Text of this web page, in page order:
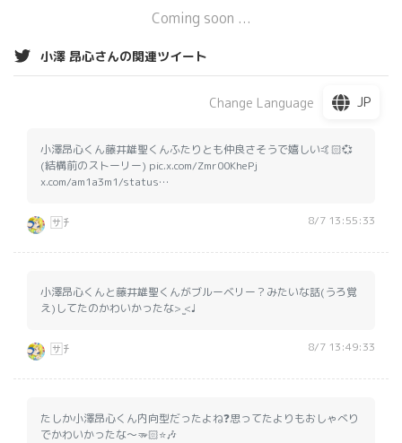
Coming soon ...
小澤 昂心さんの関連ツイート
Change Language JP
小澤昂心くん藤井雄聖くんふたりとも仲良さそうで嬉しい🤙🏻💞
(結構前のストーリー) pic.x.com/Zmr00KhePj
x.com/am1a3m1/status…
🈂️ﾁ 8/7 13:55:33
小澤昂心くんと藤井雄聖くんがブルーベリー？みたいな話(うろ覚
え)してたのかわいかったな> ̫<♩
🈂️ﾁ 8/7 13:49:33
たしか小澤昂心くん内向型だったよね❓思ってたよりもおしゃべり
でかわいかったな〜🫳🏻⭐️🎶